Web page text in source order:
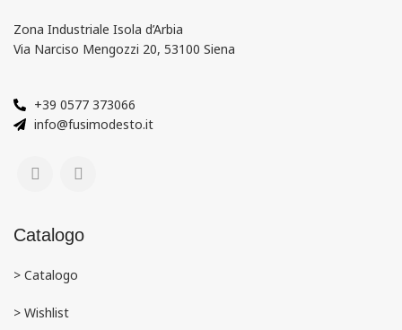
Zona Industriale Isola d’Arbia
Via Narciso Mengozzi 20, 53100 Siena
+39 0577 373066
info@fusimodesto.it
Catalogo
> Catalogo
> Wishlist